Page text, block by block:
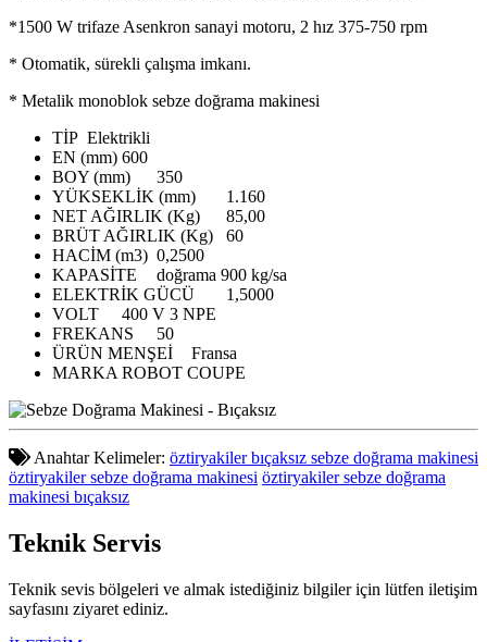
*1500 W trifaze Asenkron sanayi motoru, 2 hız 375-750 rpm
* Otomatik, sürekli çalışma imkanı.
* Metalik monoblok sebze doğrama makinesi
TİP Elektrikli
EN (mm) 600
BOY (mm)
350
YÜKSEKLİK (mm)
1.160
NET AĞIRLIK (Kg)
85,00
BRÜT AĞIRLIK (Kg)
60
HACİM (m3) 0,2500
KAPASİTE
doğrama 900 kg/sa
ELEKTRİK GÜCÜ
1,5000
VOLT
400 V 3 NPE
FREKANS
50
ÜRÜN MENŞEİ
Fransa
MARKA ROBOT COUPE
Anahtar Kelimeler: öztiryakiler bıçaksız sebze doğrama makinesi
öztiryakiler sebze doğrama makinesi öztiryakiler sebze doğrama
makinesi bıçaksız
Teknik Servis
Teknik sevis bölgeleri ve almak istediğiniz bilgiler için lütfen iletişim
sayfasını ziyaret ediniz.